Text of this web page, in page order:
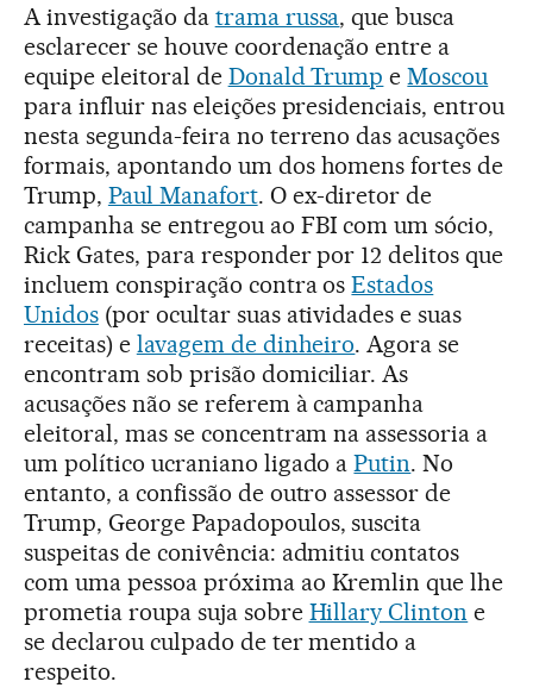
A investigação da trama russa, que busca
esclarecer se houve coordenação entre a
equipe eleitoral de Donald Trump eMoscou
para influir nas eleições presidenciais, entrou
nesta segunda-feira no terreno das acusações
formais, apontando um dos homens fortes de
Trump, Paul Manafort. O ex-diretor de
campanha se entregou ao FBI com um sócio,
Rick Gates, para responder por 12 delitos que
incluem conspiração contra osEstados
Unidos(por ocultar suas atividades e suas
receitas) e lavagem de dinheiro. Agora se
encontram sob prisão domiciliar. As
acusações não se referem à campanha
eleitoral, mas se concentram na assessoria a
um político ucraniano ligado aPutin. No
entanto, a confissão de outro assessor de
Trump, George Papadopoulos, suscita
suspeitas de conivência: admitiu contatos
com uma pessoa próxima ao Kremlin que lhe
prometia roupa suja sobre Hillary Clinton e
se declarou culpado de ter mentido a
respeito.